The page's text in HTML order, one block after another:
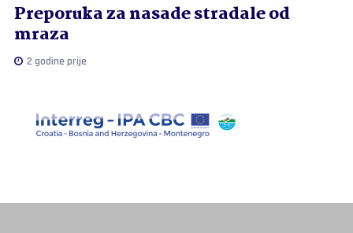
Preporuka za nasade stradale od
mraza
2 godine prije